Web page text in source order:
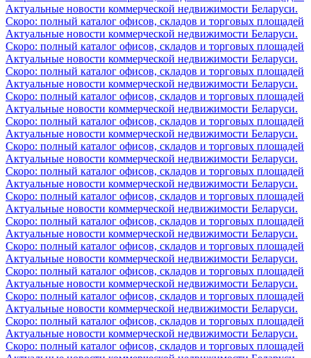
Актуальные новости коммерческой недвижимости Беларуси.
Скоро: полный каталог офисов, складов и торговых площадей
Актуальные новости коммерческой недвижимости Беларуси.
Скоро: полный каталог офисов, складов и торговых площадей
Актуальные новости коммерческой недвижимости Беларуси.
Скоро: полный каталог офисов, складов и торговых площадей
Актуальные новости коммерческой недвижимости Беларуси.
Скоро: полный каталог офисов, складов и торговых площадей
Актуальные новости коммерческой недвижимости Беларуси.
Скоро: полный каталог офисов, складов и торговых площадей
Актуальные новости коммерческой недвижимости Беларуси.
Скоро: полный каталог офисов, складов и торговых площадей
Актуальные новости коммерческой недвижимости Беларуси.
Скоро: полный каталог офисов, складов и торговых площадей
Актуальные новости коммерческой недвижимости Беларуси.
Скоро: полный каталог офисов, складов и торговых площадей
Актуальные новости коммерческой недвижимости Беларуси.
Скоро: полный каталог офисов, складов и торговых площадей
Актуальные новости коммерческой недвижимости Беларуси.
Скоро: полный каталог офисов, складов и торговых площадей
Актуальные новости коммерческой недвижимости Беларуси.
Скоро: полный каталог офисов, складов и торговых площадей
Актуальные новости коммерческой недвижимости Беларуси.
Скоро: полный каталог офисов, складов и торговых площадей
Актуальные новости коммерческой недвижимости Беларуси.
Скоро: полный каталог офисов, складов и торговых площадей
Актуальные новости коммерческой недвижимости Беларуси.
Скоро: полный каталог офисов, складов и торговых площадей